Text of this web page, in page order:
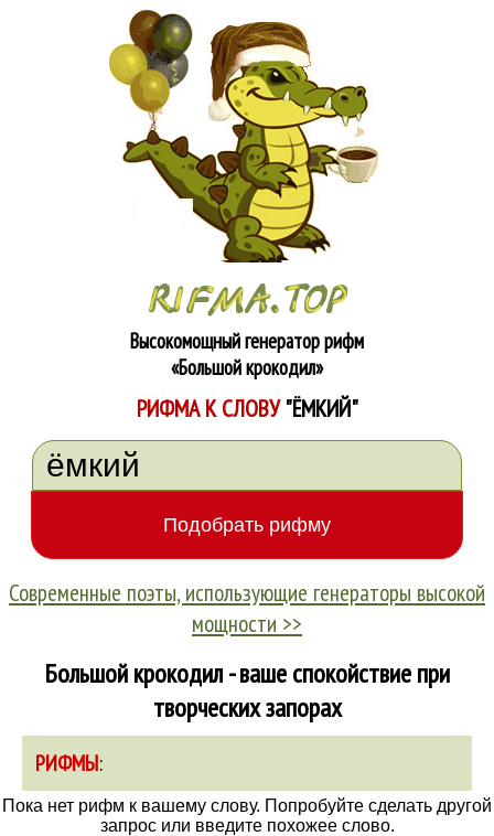
Высокомощный генератор рифм
«Большой крокодил»
РИФМА К СЛОВУ"ЁМКИЙ"
Современные поэты, использующие генераторы высокой
мощности >>
Большой крокодил - ваше спокойствие при
творческих запорах
РИФМЫ:
Пока нет рифм к вашему слову. Попробуйте сделать другой
запрос или введите похожее слово.